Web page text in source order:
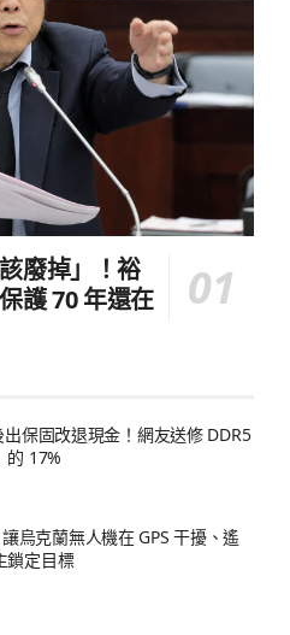
廢掉」！裕
護 70 年還在
保固改退現金！網友送修 DDR5
的 17%
烏克蘭無人機在 GPS 干擾、遙
鎖定目標